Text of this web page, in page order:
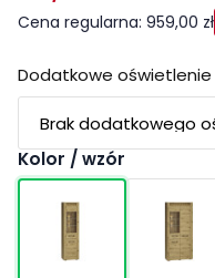
Cena regularna: 959,00 zł
Dodatkowe oświetlenie
Kolor / wzór